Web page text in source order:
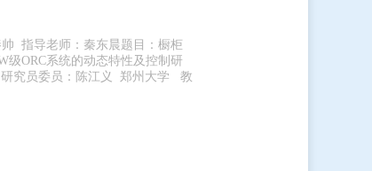
帅 指导老师：秦东晨题目：橱柜
级ORC系统的动态特性及控制研
究员委员：陈江义 郑州大学 教